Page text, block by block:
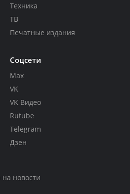
Техника
ТВ
Печатные издания
Соцсети
Max
VK
VK Видео
Rutube
Telegram
Дзен
новости